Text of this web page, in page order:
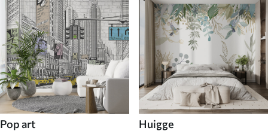
Pop art Huigge